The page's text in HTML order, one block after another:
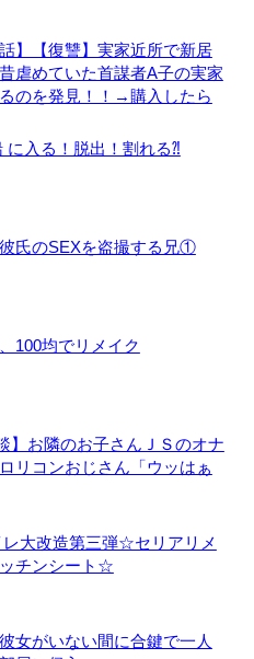
】【復讐】実家近所で新居
虐めていた首謀者A子の実家
のを発見！！→購入したら
に入る！脱出！割れる⁈
氏のSEXを盗撮する兄①
100均でリメイク
】お隣のお子さんＪＳのオナ
リコンおじさん「ウッはぁ
レ大改造第三弾☆セリアリメ
チンシート☆
女がいない間に合鍵で一人